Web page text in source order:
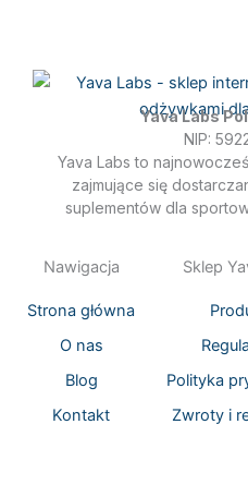
k
Yava Labs
NIP:
Yava Labs to
zajmujące się
suplementów dla
Nawigacja
Strona główna
O nas
Blog
Kontakt
Sklep
Polityka
Zwroty i